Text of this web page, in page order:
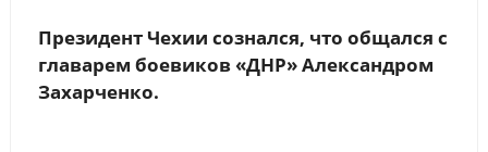
Президент Чехии сознался, что общался с
главарем боевиков «ДНР» Александром
Захарченко.